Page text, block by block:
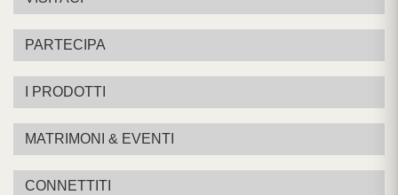
PARTECIPA
I PRODOTTI
MATRIMONI & EVENTI
CONNETTITI